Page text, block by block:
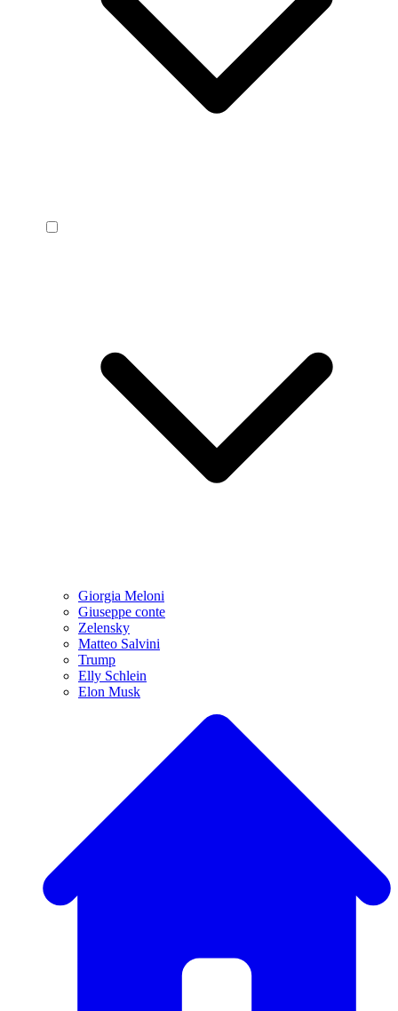
Giorgia Meloni
Giuseppe conte
Zelensky
Matteo Salvini
Trump
Elly Schlein
Elon Musk